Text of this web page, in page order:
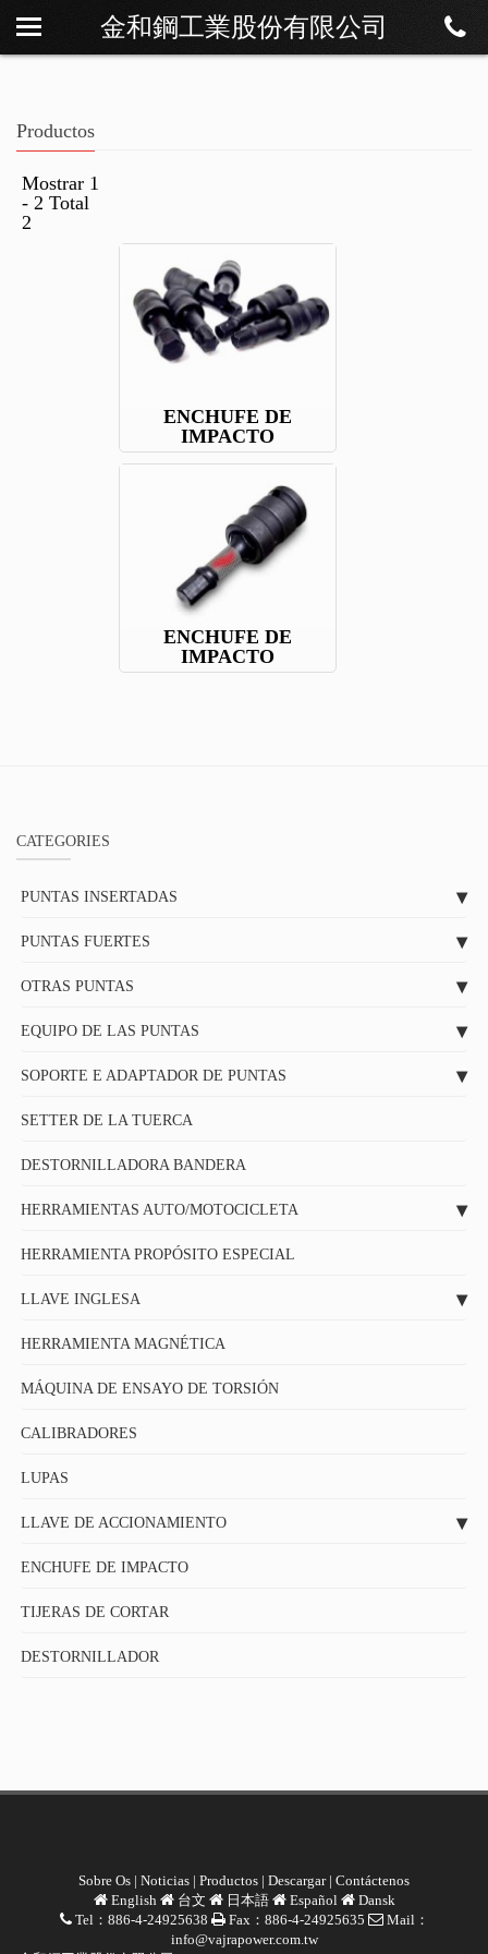
金和鋼工業股份有限公司
Sobre Os
Contáctenos
Productos
Mostrar 1
- 2 Total
2
ENCHUFE DE
IMPACTO
ENCHUFE DE
IMPACTO
CATEGORIES
PUNTAS INSERTADAS
PUNTAS FUERTES
OTRAS PUNTAS
EQUIPO DE LAS PUNTAS
SOPORTE E ADAPTADOR DE PUNTAS
SETTER DE LA TUERCA
DESTORNILLADORA BANDERA
HERRAMIENTAS AUTO/MOTOCICLETA
HERRAMIENTA PROPÓSITO ESPECIAL
LLAVE INGLESA
HERRAMIENTA MAGNÉTICA
MÁQUINA DE ENSAYO DE TORSIÓN
CALIBRADORES
LUPAS
LLAVE DE ACCIONAMIENTO
ENCHUFE DE IMPACTO
TIJERAS DE CORTAR
DESTORNILLADOR
Sobre Os | Noticias | Productos | Descargar| Contáctenos
English
台文 日本語 Español
Dansk
Tel：886-4-24925638
Fax：886-4-24925635
Mail：
info@vajrapower.com.tw